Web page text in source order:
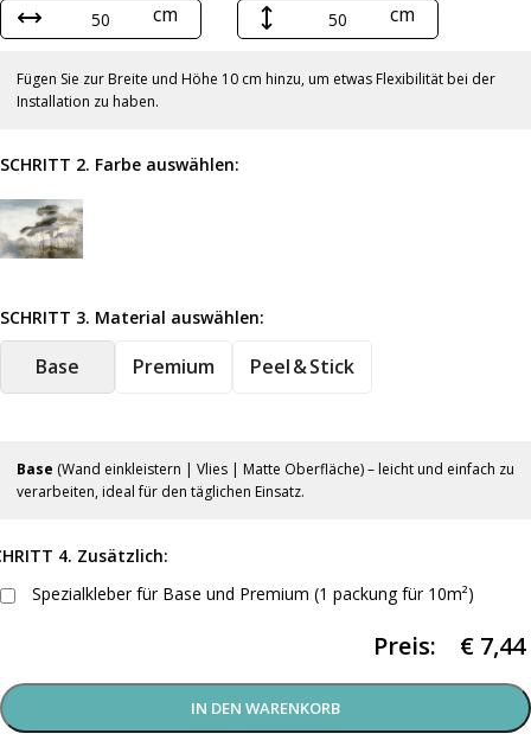
cm cm
Fügen Sie zur Breite und Höhe 10 cm hinzu, um etwas Flexibilität bei der
Installation zu haben.
SCHRITT 2. Farbe auswählen:
SCHRITT 3. Material auswählen:
Base Premium Peel & Stick
Base (Wand einkleistern | Vlies | Matte Oberfläche) – leicht und einfach zu
verarbeiten, ideal für den täglichen Einsatz.
4. Zusätzlich:
Spezialkleber für Base und Premium (1 packung für 10m²)
Preis: € 7,44
IN DEN WARENKORB